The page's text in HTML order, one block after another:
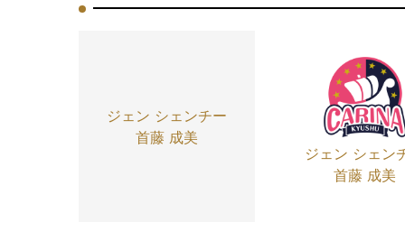
ジェン シェンチー
首藤 成美
ジェン シェン
首藤 成美